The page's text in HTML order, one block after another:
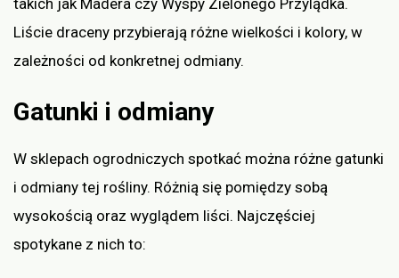
Liście draceny przybierają różne wielkości i kolory, w
zależności od konkretnej odmiany.
Gatunki i odmiany
W sklepach ogrodniczych spotkać można różne gatunki
i odmiany tej rośliny. Różnią się pomiędzy sobą
wysokością oraz wyglądem liści. Najczęściej
spotykane z nich to: